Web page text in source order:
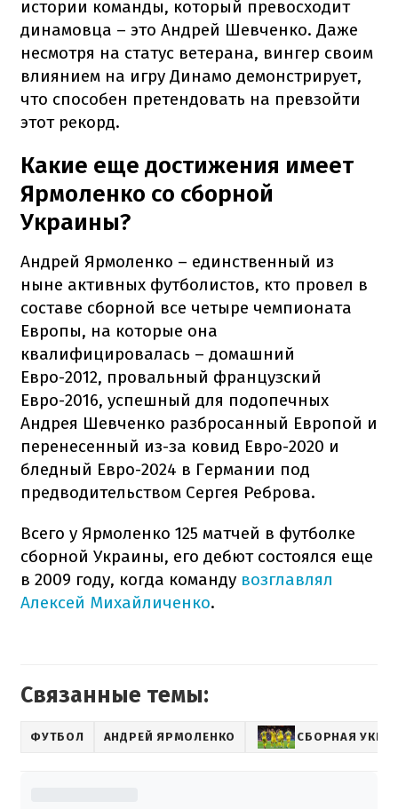
истории команды, который превосходит
динамовца – это Андрей Шевченко. Даже
несмотря на статус ветерана, вингер своим
влиянием на игру Динамо демонстрирует,
что способен претендовать на превзойти
этот рекорд.
Какие еще достижения имеет
Ярмоленко со сборной
Украины?
Андрей Ярмоленко – единственный из
ныне активных футболистов, кто провел в
составе сборной все четыре чемпионата
Европы, на которые она
квалифицировалась – домашний
Евро-2012, провальный французский
Евро-2016, успешный для подопечных
Андрея Шевченко разбросанный Европой и
перенесенный из-за ковид Евро-2020 и
бледный Евро-2024 в Германии под
предводительством Сергея Реброва.
Всего у Ярмоленко 125 матчей в футболке
сборной Украины, его дебют состоялся еще
в 2009 году, когда команду возглавлял
Алексей Михайличенко.
Связанные темы:
ФУТБОЛ АНДРЕЙ ЯРМОЛЕНКО СБОРНАЯ